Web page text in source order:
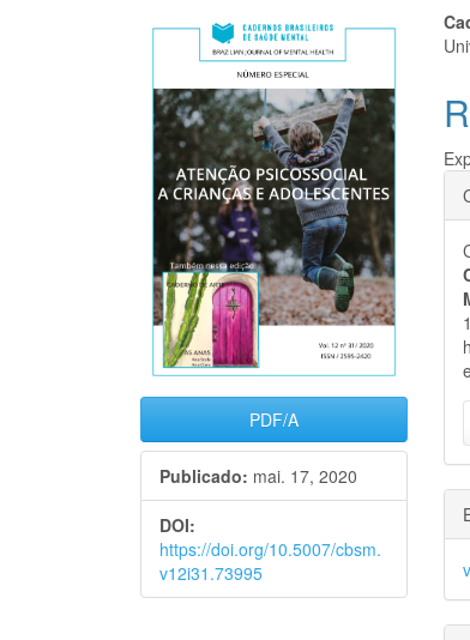
Barra
lateral
de
artigos
PDF/A
Publicado: mai. 17, 2020
DOI:
https://doi.org/10.5007/cbsm.
v12i31.73995